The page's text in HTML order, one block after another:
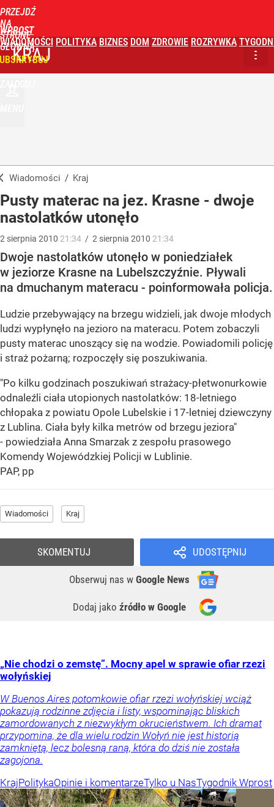
PRZEJDŹ
NA
STRONĘ
GŁÓWNĄ
WPROST
WIADOMOŚCI POLITYKA BIZNES DOM ZDROWIE ROZRYWKA
KRAJ
Wiadomości / Kraj
Pusty materac na jez. Krasne - dwoje
nastolatków utonęło
2 sierpnia 2010 21:34 / 2 sierpnia 2010 21:34
Dwoje nastolatków utonęło w poniedziałek
w jeziorze Krasne na Lubelszczyźnie. Pływali
na dmuchanym materacu - poinformowała policja.
Ludzie przebywający na brzegu widzieli, jak dwoje młodych
ludzi wypłynęło na jezioro na materacu. Potem zobaczyli
pusty materac unoszący się na wodzie. Powiadomili policję
i straż pożarną; rozpoczęły się poszukiwania.
"Po kilku godzinach poszukiwań strażacy-płetwonurkowie
odnaleźli ciała utopionych nastolatków: 18-letniego
chłopaka z powiatu Opole Lubelskie i 17-letniej dziewczyny
z Lublina. Ciała były kilka metrów od brzegu jeziora"
- powiedziała Anna Smarzak z zespołu prasowego
Komendy Wojewódzkiej Policji w Lublinie.
PAP, pp
Wiadomości Kraj
UDOSTĘPNIJ
Obserwuj nas w Google News
Dodaj jako źródło w Google
SKOMENTUJ
„Nie chodzi o zemstę”. Mocny apel w sprawie ofiar rzezi
wołyńskiej
W Buenos Aires potomkowie ofiar rzezi wołyńskiej wciąż
pokazują rodzinne zdjęcia i listy, wspominając bliskich
zamordowanych z niezwykłym okrucieństwem. Ich dramat
przypomina, że dla wielu rodzin Wołyń nie jest historią
zamkniętą, lecz bolesną raną, która do dziś nie została
zagojona.
KrajPolitykaOpinie i komentarzeTylko u NasTygodnik Wprost